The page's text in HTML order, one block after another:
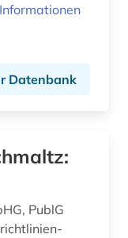
Datenbank
PublG